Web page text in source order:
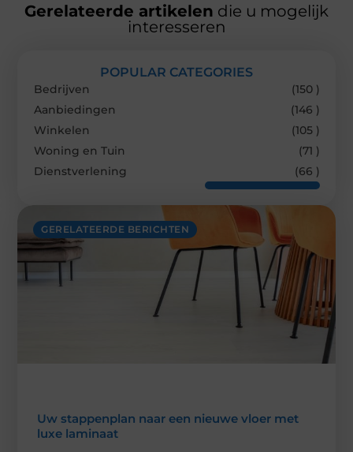
Gerelateerde artikelen die u mogelijk
interesseren
GERELATEERDE BERICHTEN
Uw stappenplan naar een nieuwe vloer met
luxe laminaat
POPULAR CATEGORIES
Bedrijven
(150 )
Aanbiedingen
(146 )
Winkelen
(105 )
Woning en Tuin
(71 )
Dienstverlening
(66 )